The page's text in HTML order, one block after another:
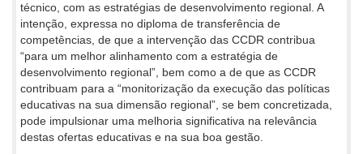
técnico, com as estratégias de desenvolvimento regional. A
intenção, expressa no diploma de transferência de
competências, de que a intervenção das CCDR contribua
“para um melhor alinhamento com a estratégia de
desenvolvimento regional”, bem como a de que as CCDR
contribuam para a “monitorização da execução das políticas
educativas na sua dimensão regional”, se bem concretizada,
pode impulsionar uma melhoria significativa na relevância
destas ofertas educativas e na sua boa gestão.